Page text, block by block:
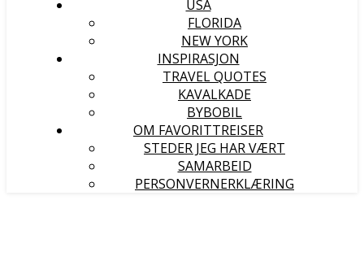
USA
FLORIDA
NEW YORK
INSPIRASJON
TRAVEL QUOTES
KAVALKADE
BYBOBIL
OM FAVORITTREISER
STEDER JEG HAR VÆRT
SAMARBEID
PERSONVERNERKLÆRING